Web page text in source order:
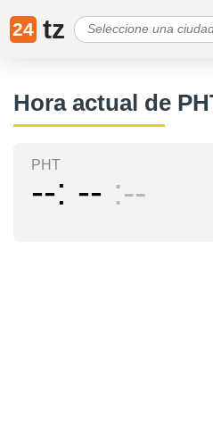
24 tz
Hora actual de
PHT
-- -- --